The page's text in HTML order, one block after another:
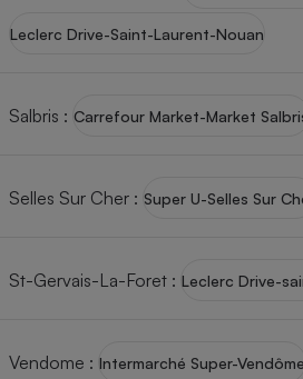
Leclerc Drive-Saint-Laurent-Nouan
Salbris : Carrefour Market-Market
Selles Sur Cher : Super U-Selles Sur
St-Gervais-La-Foret : Leclerc Drive-
Vendome : Intermarché Super-Vendôme